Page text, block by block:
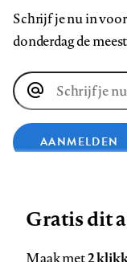
Schrijf je nu in
donderdag de
E-
mailadres
AANMELDEN
Zie onze cookie policy
Gratis dit
Maak met2